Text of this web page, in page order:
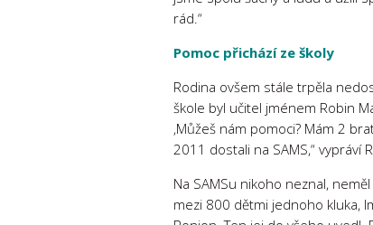
rád.“
Pomoc přichází ze školy
Rodina ovšem stále trpěla
škole byl učitel jménem Robin
‚Můžeš nám pomoci? Mám 2
2011 dostali na SAMS,“ vypráví
Na SAMSu nikoho neznal,
mezi 800 dětmi jednoho kluka,